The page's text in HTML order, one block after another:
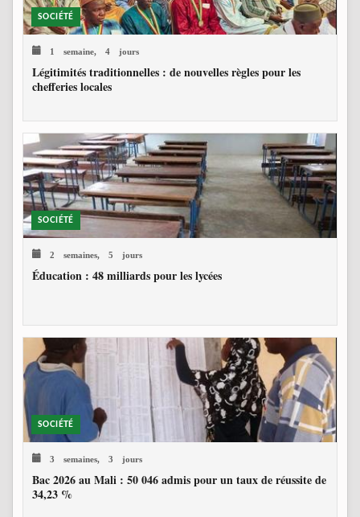
SOCIÉTÉ
1 semaine, 4 jours
Légitimités traditionnelles : de nouvelles règles pour les
chefferies locales
SOCIÉTÉ
2 semaines, 5 jours
Éducation : 48 milliards pour les lycées
SOCIÉTÉ
3 semaines, 3 jours
Bac 2026 au Mali : 50 046 admis pour un taux de réussite de
34,23 %